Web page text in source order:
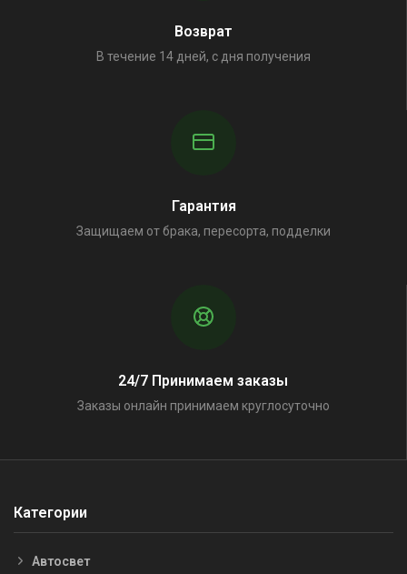
Возврат
В течение 14 дней, с дня получения
Гарантия
Защищаем от брака, пересорта, подделки
24/7 Принимаем заказы
Заказы онлайн принимаем круглосуточно
Категории
Автосвет